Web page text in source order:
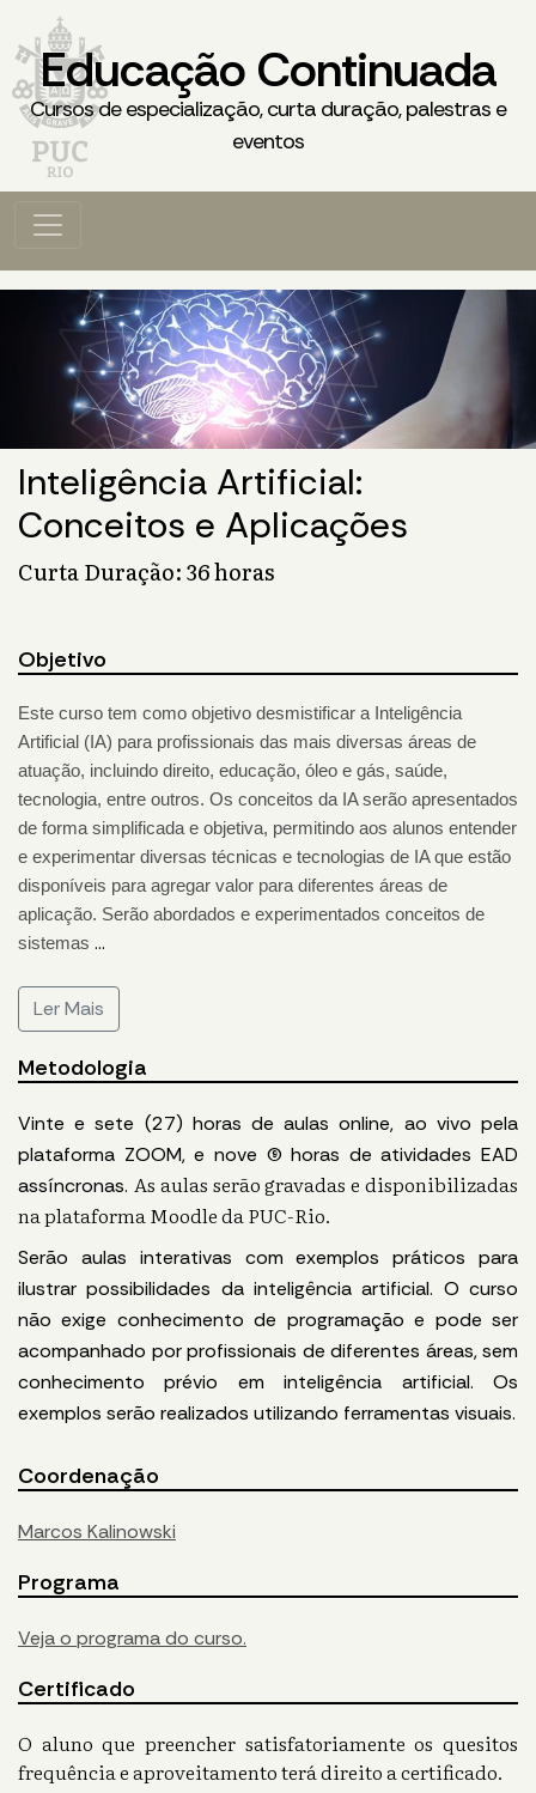
Educação Continuada
Cursos de especialização, curta duração, palestras e
eventos
Inteligência Artificial:
Conceitos e Aplicações
Curta Duração: 36 horas
Objetivo
Este curso tem como objetivo desmistificar a Inteligência
Artificial (IA) para profissionais das mais diversas áreas de
atuação, incluindo direito, educação, óleo e gás, saúde,
tecnologia, entre outros. Os conceitos da IA serão apresentados
de forma simplificada e objetiva, permitindo aos alunos entender
e experimentar diversas técnicas e tecnologias de IA que estão
disponíveis para agregar valor para diferentes áreas de
aplicação. Serão abordados e experimentados conceitos de
sistemas ...
Ler Mais
Metodologia
Vinte e sete (27) horas de aulas online, ao vivo pela
plataforma ZOOM, e nove (9) horas de atividades EAD
assíncronas. As aulas serão gravadas e disponibilizadas
na plataforma Moodle da PUC-Rio.
Serão aulas interativas com exemplos práticos para
ilustrar possibilidades da inteligência artificial. O curso
não exige conhecimento de programação e pode ser
acompanhado por profissionais de diferentes áreas, sem
conhecimento prévio em inteligência artificial. Os
exemplos serão realizados utilizando ferramentas visuais.
Coordenação
Marcos Kalinowski
Programa
Veja o programa do curso.
Certificado
O aluno que preencher satisfatoriamente os quesitos
frequência e aproveitamento terá direito a certificado.